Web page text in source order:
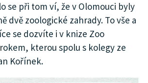
se při tom ví, že v Olomouci byly
dvě zoologické zahrady. To vše a
se dozvíte i v knize Zoo
kterou spolu s kolegy ze
Kořínek.